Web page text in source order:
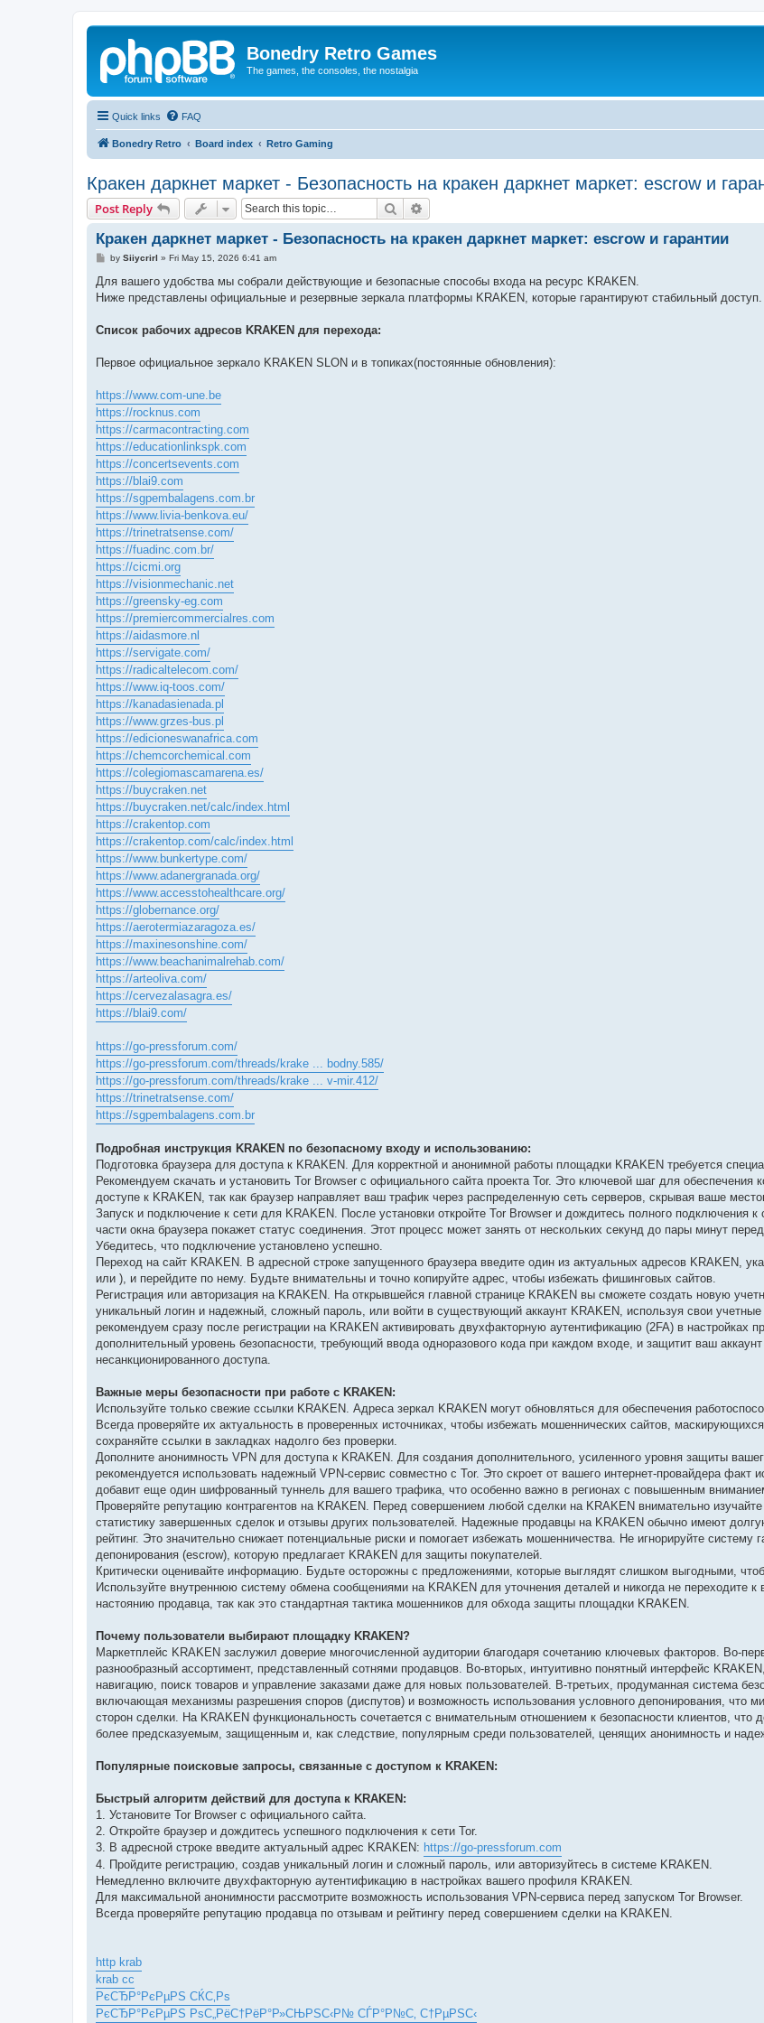
Bonedry Retro Games
The games, the consoles, the nostalgia
Quick links FAQ
Bonedry Retro Board index Retro Gaming
Кракен даркнет маркет - Безопасность на кракен даркнет маркет: escrow и
Post Reply Search
Кракен даркнет маркет - Безопасность на кракен даркнет маркет: escrow и гарантии
P
s
by Siiycrirl » Fri May 15, 2026 6:41 am
Для вашего удобства мы собрали действующие и безопасные способы входа на ресурс KRAKEN.
Ниже представлены официальные и резервные зеркала платформы KRAKEN, которые гарантируют стабильный доступ.
Список рабочих адресов KRAKEN для перехода:
Первое официальное зеркало KRAKEN SLON и в топиках(постоянные обновления):
https://www.com-une.be
https://rocknus.com
https://carmacontracting.com
https://educationlinkspk.com
https://concertsevents.com
https://blai9.com
https://sgpembalagens.com.br
https://www.livia-benkova.eu/
https://trinetratsense.com/
https://fuadinc.com.br/
https://cicmi.org
https://visionmechanic.net
https://greensky-eg.com
https://premiercommercialres.com
https://aidasmore.nl
https://servigate.com/
https://radicaltelecom.com/
https://www.iq-toos.com/
https://kanadasienada.pl
https://www.grzes-bus.pl
https://edicioneswanafrica.com
https://chemcorchemical.com
https://colegiomascamarena.es/
https://buycraken.net
https://buycraken.net/calc/index.html
https://crakentop.com
https://crakentop.com/calc/index.html
https://www.bunkertype.com/
https://www.adanergranada.org/
https://www.accesstohealthcare.org/
https://globernance.org/
https://aerotermiazaragoza.es/
https://maxinesonshine.com/
https://www.beachanimalrehab.com/
https://arteoliva.com/
https://cervezalasagra.es/
https://blai9.com/
https://go-pressforum.com/
https://go-pressforum.com/threads/krake ... bodny.585/
https://go-pressforum.com/threads/krake ... v-mir.412/
https://trinetratsense.com/
https://sgpembalagens.com.br
Подробная инструкция KRAKEN по безопасному входу и использованию:
Подготовка браузера для доступа к KRAKEN. Для корректной и анонимной работы площадки KRAKEN требуется
Рекомендуем скачать и установить Tor Browser с официального сайта проекта Tor. Это ключевой шаг для обеспечения
доступе к KRAKEN, так как браузер направляет ваш трафик через распределенную сеть серверов, скрывая ваше
Запуск и подключение к сети для KRAKEN. После установки откройте Tor Browser и дождитесь полного подключения к
части окна браузера покажет статус соединения. Этот процесс может занять от нескольких секунд до пары минут
Убедитесь, что подключение установлено успешно.
Переход на сайт KRAKEN. В адресной строке запущенного браузера введите один из актуальных адресов KRAKEN,
или ), и перейдите по нему. Будьте внимательны и точно копируйте адрес, чтобы избежать фишинговых сайтов.
Регистрация или авторизация на KRAKEN. На открывшейся главной странице KRAKEN вы сможете создать новую
уникальный логин и надежный, сложный пароль, или войти в существующий аккаунт KRAKEN, используя свои
рекомендуем сразу после регистрации на KRAKEN активировать двухфакторную аутентификацию (2FA) в настройках
дополнительный уровень безопасности, требующий ввода одноразового кода при каждом входе, и защитит ваш
несанкционированного доступа.
Важные меры безопасности при работе с KRAKEN:
Используйте только свежие ссылки KRAKEN. Адреса зеркал KRAKEN могут обновляться для обеспечения
Всегда проверяйте их актуальность в проверенных источниках, чтобы избежать мошеннических сайтов,
сохраняйте ссылки в закладках надолго без проверки.
Дополните анонимность VPN для доступа к KRAKEN. Для создания дополнительного, усиленного уровня защиты
рекомендуется использовать надежный VPN-сервис совместно с Tor. Это скроет от вашего интернет-провайдера факт
добавит еще один шифрованный туннель для вашего трафика, что особенно важно в регионах с повышенным
Проверяйте репутацию контрагентов на KRAKEN. Перед совершением любой сделки на KRAKEN внимательно
статистику завершенных сделок и отзывы других пользователей. Надежные продавцы на KRAKEN обычно имеют
рейтинг. Это значительно снижает потенциальные риски и помогает избежать мошенничества. Не игнорируйте систему
депонирования (escrow), которую предлагает KRAKEN для защиты покупателей.
Критически оценивайте информацию. Будьте осторожны с предложениями, которые выглядят слишком выгодными,
Используйте внутреннюю систему обмена сообщениями на KRAKEN для уточнения деталей и никогда не переходите
настоянию продавца, так как это стандартная тактика мошенников для обхода защиты площадки KRAKEN.
Почему пользователи выбирают площадку KRAKEN?
Маркетплейс KRAKEN заслужил доверие многочисленной аудитории благодаря сочетанию ключевых факторов. Во-
разнообразный ассортимент, представленный сотнями продавцов. Во-вторых, интуитивно понятный интерфейс
навигацию, поиск товаров и управление заказами даже для новых пользователей. В-третьих, продуманная система
включающая механизмы разрешения споров (диспутов) и возможность использования условного депонирования, что
сторон сделки. На KRAKEN функциональность сочетается с внимательным отношением к безопасности клиентов, что
более предсказуемым, защищенным и, как следствие, популярным среди пользователей, ценящих анонимность и
Популярные поисковые запросы, связанные с доступом к KRAKEN:
Быстрый алгоритм действий для доступа к KRAKEN:
1. Установите Tor Browser с официального сайта.
2. Откройте браузер и дождитесь успешного подключения к сети Tor.
3. В адресной строке введите актуальный адрес KRAKEN: https://go-pressforum.com
4. Пройдите регистрацию, создав уникальный логин и сложный пароль, или авторизуйтесь в системе KRAKEN.
Немедленно включите двухфакторную аутентификацию в настройках вашего профиля KRAKEN.
Для максимальной анонимности рассмотрите возможность использования VPN-сервиса перед запуском Tor Browser.
Всегда проверяйте репутацию продавца по отзывам и рейтингу перед совершением сделки на KRAKEN.
http krab
krab cc
РєСЂР°РєРµРЅ СЌС‚Рѕ
РєСЂР°РєРµРЅ РѕС„РёС†РёР°Р»СЊРЅС‹Р№ СЃР°Р№С‚ С†РµРЅС‹